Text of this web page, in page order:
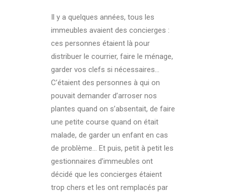
Il y a quelques années, tous les
immeubles avaient des concierges :
ces personnes étaient là pour
distribuer le courrier, faire le ménage,
garder vos clefs si nécessaires…
C’étaient des personnes à qui on
pouvait demander d’arroser nos
plantes quand on s’absentait, de faire
une petite course quand on était
malade, de garder un enfant en cas
de problème… Et puis, petit à petit les
gestionnaires d’immeubles ont
décidé que les concierges étaient
trop chers et les ont remplacés par